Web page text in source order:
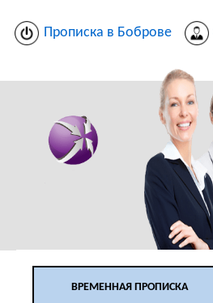
Прописка в Боброве
ВРЕМЕННАЯ ПРОПИСКА